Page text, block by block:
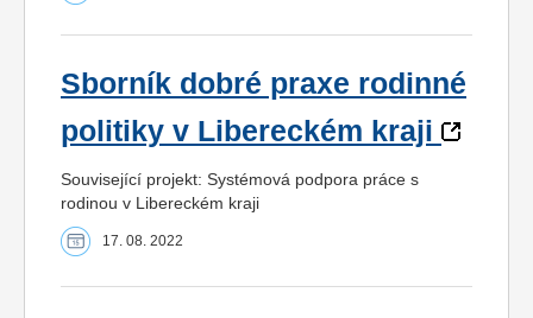
Sborník dobré praxe rodinné
politiky v Libereckém kraji
Související projekt: Systémová podpora práce s
rodinou v Libereckém kraji
17. 08. 2022